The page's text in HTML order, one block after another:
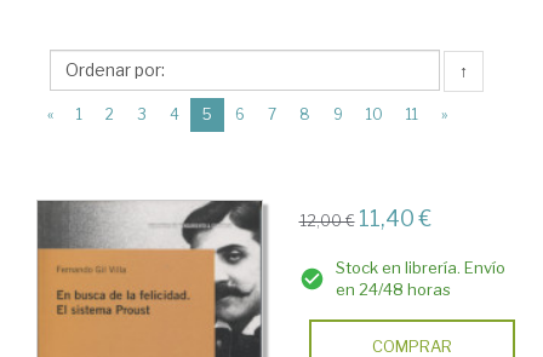
Ediciones
Universidad
de
↑
« 1 2 3 4 5 (current)
6 7 8 9 10 11 »
12,00 € 11,40 €
Stock en librería. Envío
en 24/48 horas
COMPRAR